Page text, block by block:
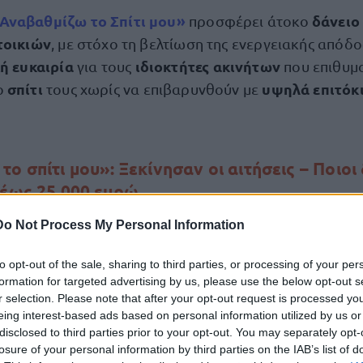
Not Process My Personal Information
opt-out of the sale, sharing to third parties, or processing of your
for targeted advertising by us, please use the below opt-out
selection. Please note that after your opt-out request is processed
interest-based ads based on personal information utilized by us
to third parties prior to your opt-out. You may separately
of your personal information by third parties on the IAB’s list of
το Σπίτι μου» προσφέρει άτοκο δάνειο
, με στόχο τη βελτίωση της ενεργειακής
ευκαιρία για τους ιδιοκτήτες ακινήτωνπου
σπίτι τους χωρίς να επιβαρυνθούν με υψηλά
σπίτι μου»: Ξεκίνησαν οι αιτήσεις – Ποιοι
25.000 ευρώ
του προγράμματος «Αναβαθμίζω το
δώσει τη δυνατότητα στους δικαιούχους να λάβουν
25.000 ευρώμεεπιδοτούμενο 100% το επιτόκιο
εισοδηματικά, περιουσιακά ή ηλικιακά κριτήρια